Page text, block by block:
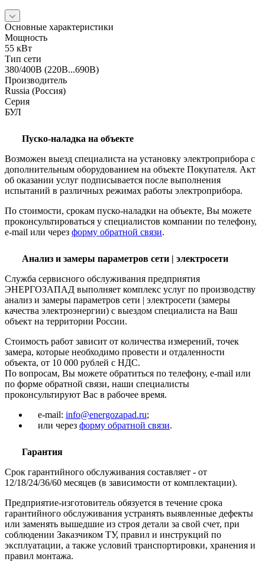
Основные характеристики
Мощность
55 кВт
Тип сети
380/400В (220В...690В)
Производитель
Russia (Россия)
Серия
БУЛ
Пуско-наладка на объекте
Возможен выезд специалиста на установку электроприбора с
дополнительным оборудованием на объекте Покупателя. Акт
об оказании услуг подписывается после выполнения
испытаний в различных режимах работы электроприбора.
По стоимости, срокам пуско-наладки на объекте, Вы можете
проконсультироваться у специалистов компании по телефону,
e-mail или через форму обратной связи.
Анализ и замеры параметров сети | электросети
Служба сервисного обслуживания предприятия
ЭНЕРГОЗАПАД выполняет комплекс услуг по производству
анализ и замеры параметров сети | электросети (замеры
качества электроэнергии) с выездом специалиста на Ваш
объект на территории России.
Стоимость работ зависит от количества измерений, точек
замера, которые необходимо провести и отдаленности
объекта, от 10 000 рублей с НДС.
По вопросам, Вы можете обратиться по телефону, e-mail или
по форме обратной связи, наши специалисты
проконсультируют Вас в рабочее время.
e-mail: info@energozapad.ru;
или через форму обратной связи.
Гарантия
Срок гарантийного обслуживания составляет - от
12/18/24/36/60 месяцев (в зависимости от комплектации).
Предприятие-изготовитель обязуется в течение срока
гарантийного обслуживания устранять выявленные дефекты
или заменять вышедшие из строя детали за свой счет, при
соблюдении Заказчиком ТУ, правил и инструкций по
эксплуатации, а также условий транспортировки, хранения и
правил монтажа.